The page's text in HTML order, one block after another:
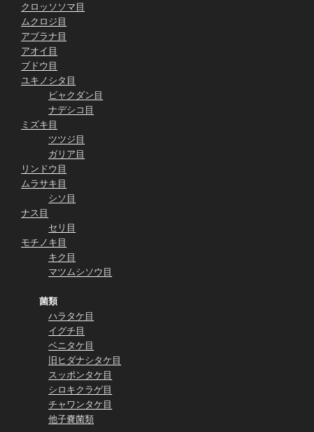
クロッソソマ目
ムクロジ目
アブラナ目
アオイ目
ブドウ目
ユキノシタ目
ビャクダン目
ナデシコ目
ミズキ目
ツツジ目
ガリア目
リンドウ目
ムラサキ目
シソ目
ナス目
セリ目
モチノキ目
キク目
マツムシソウ目
菌類
ハラタケ目
イグチ目
ベニタケ目
旧ヒダナシタケ目
スッポンタケ目
シロキクラゲ目
チャワンタケ目
他子嚢菌類